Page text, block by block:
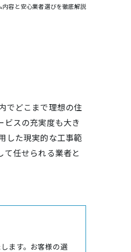
容と安心業者選びを徹底解説
でどこまで理想の住
スの充実度も大き
した現実的な工事範
任せられる業者と
ます。お客様の選